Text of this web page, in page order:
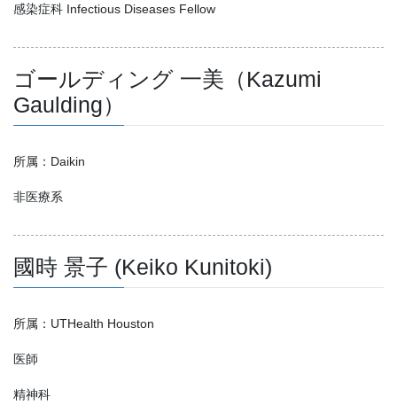
感染症科 Infectious Diseases Fellow
ゴールディング 一美（Kazumi
Gaulding）
所属：Daikin
非医療系
國時 景子 (Keiko Kunitoki)
所属：UTHealth Houston
医師
精神科